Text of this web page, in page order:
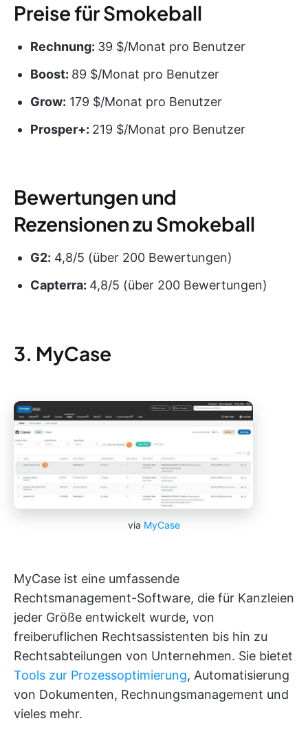
Preise für Smokeball
Rechnung: 39 $/Monat pro Benutzer
Boost: 89 $/Monat pro Benutzer
Grow: 179 $/Monat pro Benutzer
Prosper+: 219 $/Monat pro Benutzer
Bewertungen und
Rezensionen zu Smokeball
G2: 4,8/5 (über 200 Bewertungen)
Capterra: 4,8/5 (über 200 Bewertungen)
3. MyCase
via MyCase
MyCase ist eine umfassende
Rechtsmanagement-Software, die für Kanzleien
jeder Größe entwickelt wurde, von
freiberuflichen Rechtsassistenten bis hin zu
Rechtsabteilungen von Unternehmen. Sie bietet
Tools zur Prozessoptimierung, Automatisierung
von Dokumenten, Rechnungsmanagement und
vieles mehr.